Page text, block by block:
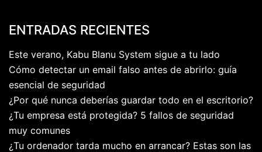
ENTRADAS RECIENTES
Este verano, Kabu Blanu System sigue a tu lado
Cómo detectar un email falso antes de abrirlo: guía
esencial de seguridad
¿Por qué nunca deberías guardar todo en el escritorio?
¿Tu empresa está protegida? 5 fallos de seguridad
muy comunes
¿Tu ordenador tarda mucho en arrancar? Estas son las